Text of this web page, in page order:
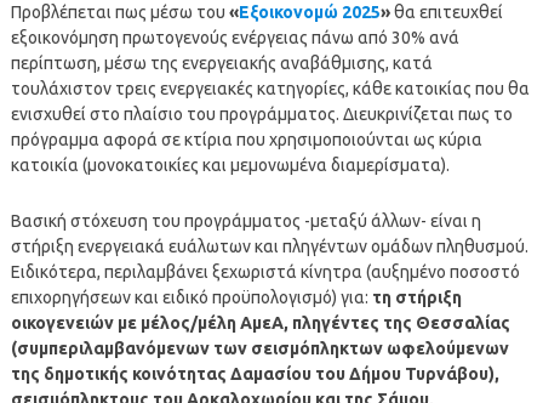
Προβλέπεται πως μέσω του «Εξοικονομώ 2025»θα επιτευχθεί
εξοικονόμηση πρωτογενούς ενέργειας πάνω από 30% ανά
περίπτωση, μέσω της ενεργειακής αναβάθμισης, κατά
τουλάχιστον τρεις ενεργειακές κατηγορίες, κάθε κατοικίας που θα
ενισχυθεί στο πλαίσιο του προγράμματος. Διευκρινίζεται πως το
πρόγραμμα αφορά σε κτίρια που χρησιμοποιούνται ως κύρια
κατοικία (μονοκατοικίες και μεμονωμένα διαμερίσματα).
Βασική στόχευση του προγράμματος -μεταξύ άλλων- είναι η
στήριξη ενεργειακά ευάλωτων και πληγέντων ομάδων πληθυσμού.
Ειδικότερα, περιλαμβάνει ξεχωριστά κίνητρα (αυξημένο ποσοστό
επιχορηγήσεων και ειδικό προϋπολογισμό) για: τη στήριξη
οικογενειών με μέλος/μέλη ΑμεΑ, πληγέντες της Θεσσαλίας
(συμπεριλαμβανόμενων των σεισμόπληκτων ωφελούμενων
της δημοτικής κοινότητας Δαμασίου του Δήμου Τυρνάβου),
σεισμόπληκτους του Αρκαλοχωρίου και της Σάμου,